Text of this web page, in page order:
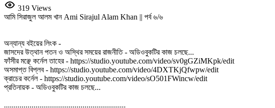
319 Views
আমি সিরাজুল আলম খান Ami Sirajul Alam Khan || পর্ব ৬/৬
অন্যান্য বইয়ের লিংক -
জাসদের উত্থান পতন ও অস্থির সময়ের রাজনীতি - অডিওবুকটির কাজ চলছে...
ফাঁসীর মঞ্ছে কর্নেল তাহের - https://studio.youtube.com/video/sv0gGZiMKpk/edit
অসমাপ্ত বিপ্লব - https://studio.youtube.com/video/4DXTKjQfwpw/edit
ক্রাচের কর্নেল - https://studio.youtube.com/video/sO501FWincw/edit
প্রতিনায়ক - অডিওবুকটির কাজ চলছে...
..............................................................